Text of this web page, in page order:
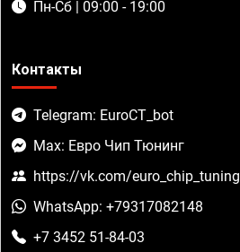
Пн-Сб | 09:00 - 19:00
Контакты
Telegram: EuroCT_bot
Max: Евро Чип Тюнинг
https://vk.com/euro_chip_tuning
WhatsApp: +79317082148
+7 3452 51-84-03